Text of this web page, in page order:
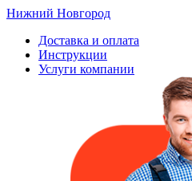
Нижний Новгород
Доставка и оплата
Инструкции
Услуги компании